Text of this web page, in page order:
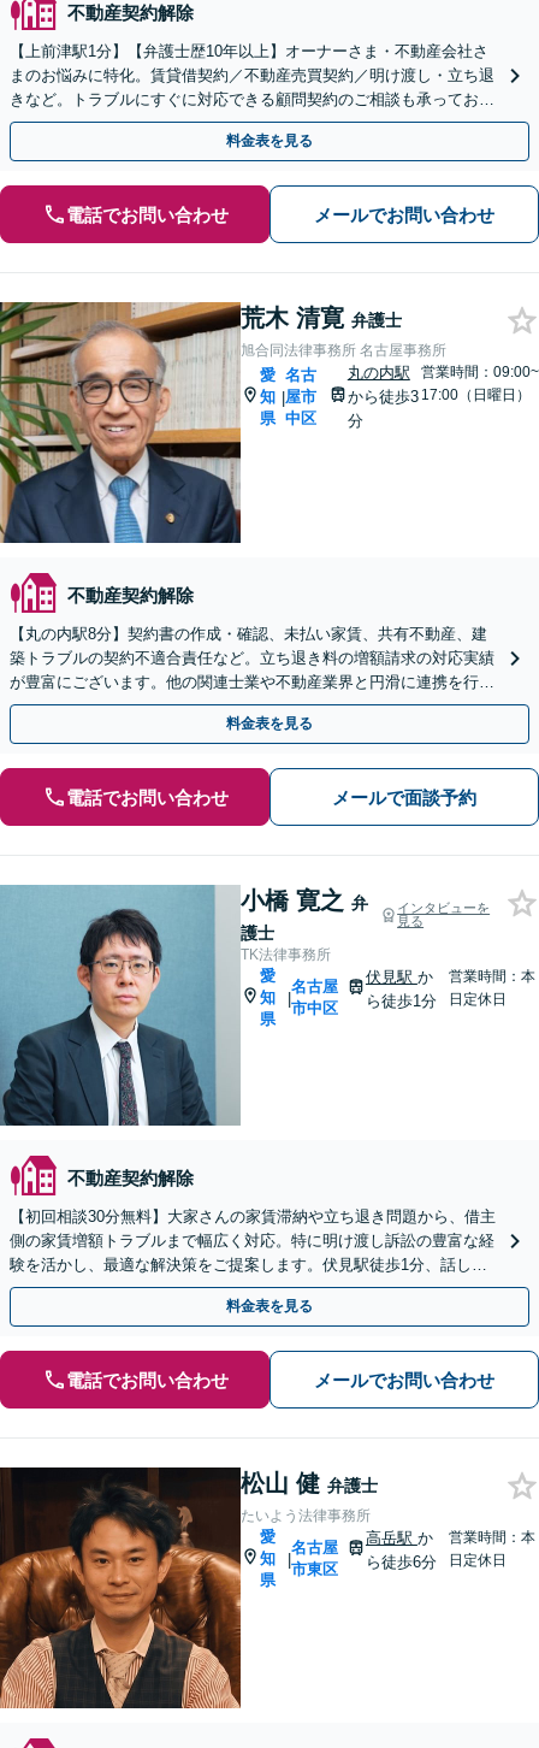
不動産契約解除
【上前津駅1分】【弁護士歴10年以上】オーナーさま・不動産会社さ
まのお悩みに特化。賃貸借契約／不動産売買契約／明け渡し・立ち退
きなど。トラブルにすぐに対応できる顧問契約のご相談も承っており
ます。【夜間面談可能】【オンライン相談可能】
料金表を見る
電話でお問い合わせ メールでお問い合わせ
荒木 清寛 弁護士
旭合同法律事務所 名古屋事務所
愛
知
県
|
名古
屋市
中区
丸の内駅
から徒歩3
分
営業時間：09:00~
17:00（日曜日）
不動産契約解除
【丸の内駅8分】契約書の作成・確認、未払い家賃、共有不動産、建
築トラブルの契約不適合責任など。立ち退き料の増額請求の対応実績
が豊富にございます。他の関連士業や不動産業界と円滑に連携を行
い、正確に手続きを進めてまいります。【初回面談無料】
料金表を見る
電話でお問い合わせ メールで面談予約
小橋 寛之 弁
護士
インタビューを
見る
TK法律事務所
愛
知
県
|
名古屋
市中区
伏見駅 か
ら徒歩1分
営業時間：本
日定休日
不動産契約解除
【初回相談30分無料】大家さんの家賃滞納や立ち退き問題から、借主
側の家賃増額トラブルまで幅広く対応。特に明け渡し訴訟の豊富な経
験を活かし、最適な解決策をご提案します。伏見駅徒歩1分、話しや
すい弁護士が丁寧にお話を伺います。Web相談も可能。
料金表を見る
電話でお問い合わせ メールでお問い合わせ
松山 健 弁護士
たいよう法律事務所
愛
知
県
|
名古屋
市東区
高岳駅 か
ら徒歩6分
営業時間：本
日定休日